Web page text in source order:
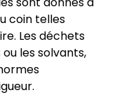
coin telles
Les déchets
les solvants,